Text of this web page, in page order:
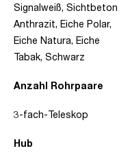
Anzahl Rohrpaare
Hub
Signalweiß, Sichtbeton
Anthrazit, Eiche Polar,
Eiche Natura, Eiche
Tabak, Schwarz
3-fach-Teleskop